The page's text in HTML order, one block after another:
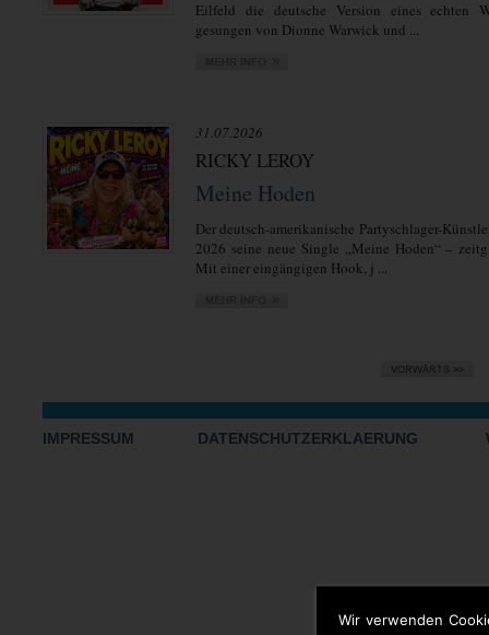
Wir verwenden
Eilfeld die deutsche Version eines echten
gesungen von Dionne Warwick und ...
31.07.2026
RICKY LEROY
Meine Hoden
Der deutsch-amerikanische Partyschlager-
2026 seine neue Single „Meine Hoden“ –
Mit einer eingängigen Hook, j ...
IMPRESSUM DATENSCHUTZERKLAERUNG